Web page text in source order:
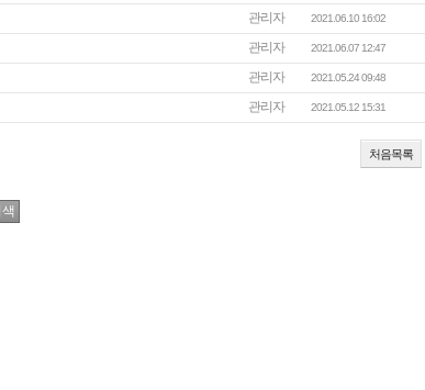
관리자 2021.06.10 16:02
관리자 2021.06.07 12:47
관리자 2021.05.24 09:48
관리자 2021.05.12 15:31
처음목록